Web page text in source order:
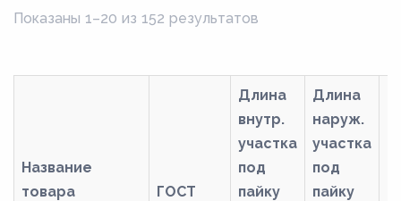
Показаны 1–20 из 152 результатов
Название
товара
ГОСТ
Длина
внутр.
участка
под
пайку
Длина
наруж.
участка
под
пайку